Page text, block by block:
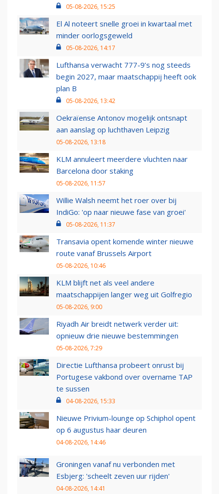
05-08-2026, 15:25
El Al noteert snelle groei in kwartaal met
minder oorlogsgeweld
05-08-2026, 14:17
Lufthansa verwacht 777-9’s nog steeds
begin 2027, maar maatschappij heeft ook
plan B
05-08-2026, 13:42
Oekraïense Antonov mogelijk ontsnapt
aan aanslag op luchthaven Leipzig
05-08-2026, 13:18
KLM annuleert meerdere vluchten naar
Barcelona door staking
05-08-2026, 11:57
Willie Walsh neemt het roer over bij
IndiGo: 'op naar nieuwe fase van groei'
05-08-2026, 11:37
Transavia opent komende winter nieuwe
route vanaf Brussels Airport
05-08-2026, 10:46
KLM blijft net als veel andere
maatschappijen langer weg uit Golfregio
05-08-2026, 9:00
Riyadh Air breidt netwerk verder uit:
opnieuw drie nieuwe bestemmingen
05-08-2026, 7:29
Directie Lufthansa probeert onrust bij
Portugese vakbond over overname TAP
te sussen
04-08-2026, 15:33
Nieuwe Privium-lounge op Schiphol opent
op 6 augustus haar deuren
04-08-2026, 14:46
Groningen vanaf nu verbonden met
Esbjerg: 'scheelt zeven uur rijden'
04-08-2026, 14:41